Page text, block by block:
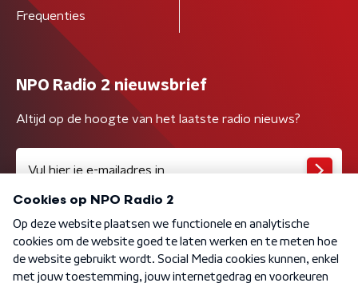
Frequenties
NPO Radio 2 nieuwsbrief
Altijd op de hoogte van het laatste radio nieuws?
Algemene voorwaarden